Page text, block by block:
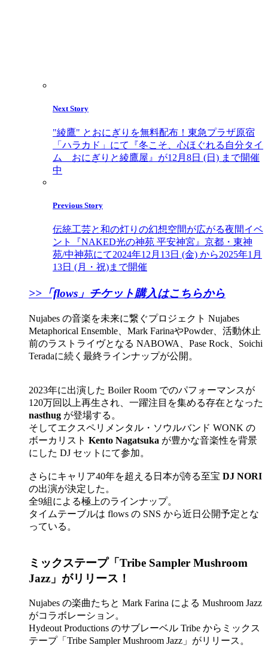
Next Story
"綾鷹" とおにぎりを無料配布！東急プラザ原宿
「ハラカド」にて『冬こそ、心ほぐれる自分タイ
ム おにぎりと綾鷹屋』が12月8日 (日) まで開催
中
Previous Story
伝統工芸と和の灯りの幻想空間が広がる夜間イベ
ント『NAKED光の神苑 平安神宮』京都・東神
苑/中神苑にて2024年12月13日 (金) から2025年1月
13日 (月・祝)まで開催
>>「flows」チケット購入はこちらから
Nujabes の音楽を未来に繋ぐプロジェクト Nujabes
Metaphorical Ensemble、Mark FarinaやPowder、活動休止
前のラストライヴとなる NABOWA、Pase Rock、Soichi
Teradaに続く最終ラインナップが公開。
2023年に出演した Boiler Room でのパフォーマンスが
120万回以上再生され、一躍注目を集める存在となった
nasthug が登場する。
そしてエクスペリメンタル・ソウルバンド WONK の
ボーカリスト Kento Nagatsuka が豊かな音楽性を背景
にした DJ セットにて参加。
さらにキャリア40年を超える日本が誇る至宝 DJ NORI
の出演が決定した。
全9組による極上のラインナップ。
タイムテーブルは flows の SNS から近日公開予定とな
っている。
ミックステープ「Tribe Sampler Mushroom
Jazz」がリリース！
Nujabes の楽曲たちと Mark Farina による Mushroom Jazz
がコラボレーション。
Hydeout Productions のサブレーベル Tribe からミックス
テープ「Tribe Sampler Mushroom Jazz」がリリース。